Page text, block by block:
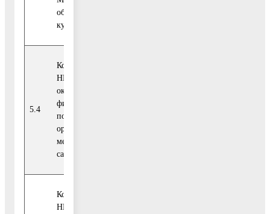
области в сфере
культуры
5.4
Количество СО
НКО, которым
оказана
финансовая
поддержка
органами
местного
самоуправления
Количество СО
НКО, которым